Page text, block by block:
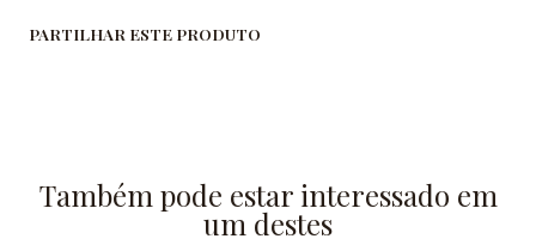
PARTILHAR ESTE PRODUTO
Também pode estar interessado em
um destes